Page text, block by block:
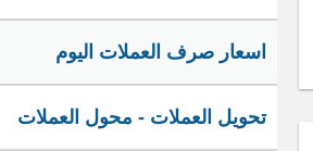
اسعار صرف العملات اليوم
تحويل العملات - محول العملات